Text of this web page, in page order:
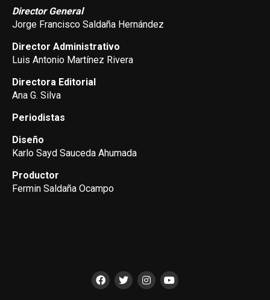
Director General
Jorge Francisco Saldaña Hernández
Director Administrativo
Luis Antonio Martínez Rivera
Directora Editorial
Ana G. Silva
Periodistas
Diseño
Karlo Sayd Sauceda Ahumada
Productor
Fermin Saldaña Ocampo